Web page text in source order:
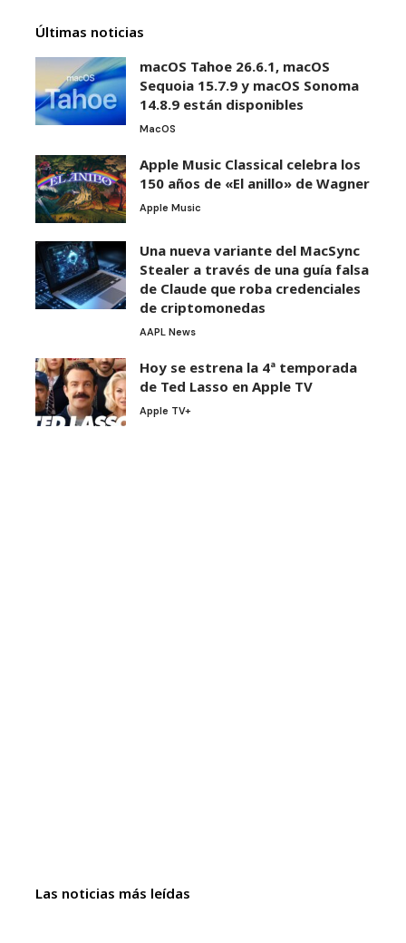
Últimas noticias
macOS Tahoe 26.6.1, macOS
Sequoia 15.7.9 y macOS Sonoma
14.8.9 están disponibles
MacOS
Apple Music Classical celebra los
150 años de «El anillo» de Wagner
Apple Music
Una nueva variante del MacSync
Stealer a través de una guía falsa
de Claude que roba credenciales
de criptomonedas
AAPL News
Hoy se estrena la 4ª temporada
de Ted Lasso en Apple TV
Apple TV+
Las noticias más leídas